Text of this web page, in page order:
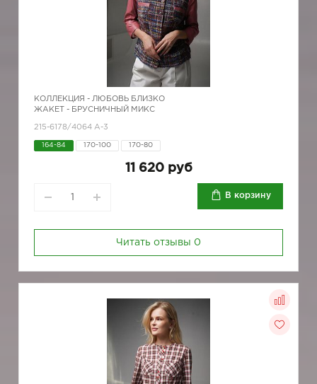
КОЛЛЕКЦИЯ - ЛЮБОВЬ БЛИЗКО
ЖАКЕТ - БРУСНИЧНЫЙ МИКС
215-6178/4064 А-3
164-84 170-100 170-80
11 620 руб
В корзину
Читать отзывы 0